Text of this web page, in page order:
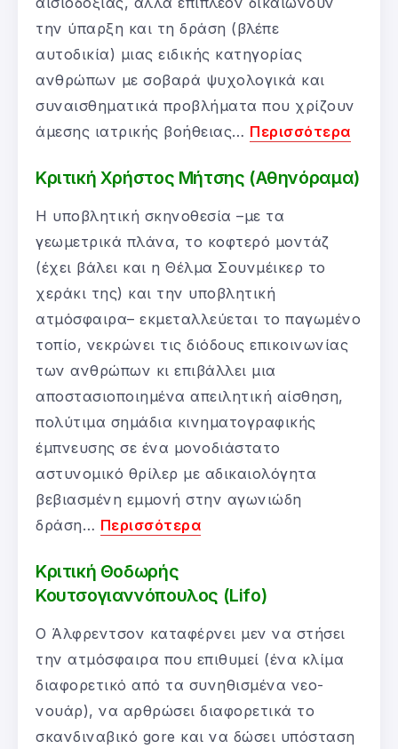
την ύπαρξη και τη δράση (βλέπε
αυτοδικία) μιας ειδικής κατηγορίας
ανθρώπων με σοβαρά ψυχολογικά και
συναισθηματικά προβλήματα που χρίζουν
άμεσης ιατρικής βοήθειας… Περισσότερα
Κριτική Χρήστος Μήτσης (Αθηνόραμα)
Η υποβλητική σκηνοθεσία –με τα
γεωμετρικά πλάνα, το κοφτερό μοντάζ
(έχει βάλει και η Θέλμα Σουνμέικερ το
χεράκι της) και την υποβλητική
ατμόσφαιρα– εκμεταλλεύεται το παγωμένο
τοπίο, νεκρώνει τις διόδους επικοινωνίας
των ανθρώπων κι επιβάλλει μια
αποστασιοποιημένα απειλητική αίσθηση,
πολύτιμα σημάδια κινηματογραφικής
έμπνευσης σε ένα μονοδιάστατο
αστυνομικό θρίλερ με αδικαιολόγητα
βεβιασμένη εμμονή στην αγωνιώδη
δράση… Περισσότερα
Κριτική Θοδωρής
Κουτσογιαννόπουλος (Lifo)
Ο Άλφρεντσον καταφέρνει μεν να στήσει
την ατμόσφαιρα που επιθυμεί (ένα κλίμα
διαφορετικό από τα συνηθισμένα νεο-
νουάρ), να αρθρώσει διαφορετικά το
σκανδιναβικό gore και να δώσει υπόσταση